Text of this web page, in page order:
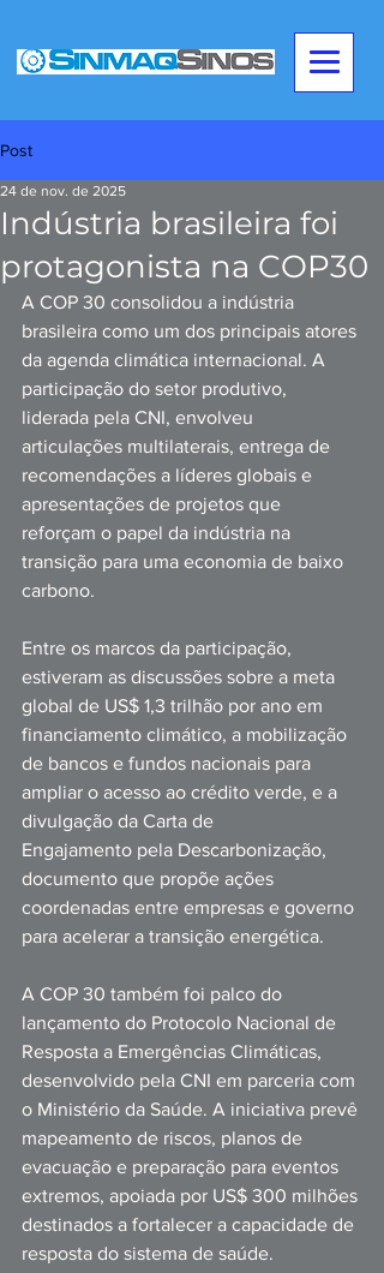
Post
Indústria brasileira foi
protagonista na COP30
24 de nov. de 2025
A COP 30 consolidou a indústria
brasileira como um dos principais atores
da agenda climática internacional. A
participação do setor produtivo,
liderada pela CNI, envolveu
articulações multilaterais, entrega de
recomendações a líderes globais e
apresentações de projetos que
reforçam o papel da indústria na
transição para uma economia de baixo
carbono.
Entre os marcos da participação,
estiveram as discussões sobre a meta
global de US$ 1,3 trilhão por ano em
financiamento climático, a mobilização
de bancos e fundos nacionais para
ampliar o acesso ao crédito verde, e a
divulgação da Carta de
Engajamento pela Descarbonização,
documento que propõe ações
coordenadas entre empresas e governo
para acelerar a transição energética.
A COP 30 também foi palco do
lançamento do Protocolo Nacional de
Resposta a Emergências Climáticas,
desenvolvido pela CNI em parceria com
o Ministério da Saúde. A iniciativa prevê
mapeamento de riscos, planos de
evacuação e preparação para eventos
extremos, apoiada por US$ 300 milhões
destinados a fortalecer a capacidade de
resposta do sistema de saúde.